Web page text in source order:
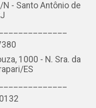
- Santo Antônio de
1000 - N. Sra. da
ES